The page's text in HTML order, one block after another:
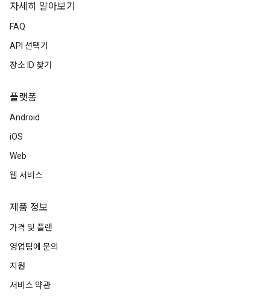
자세히 알아보기
FAQ
API 선택기
장소 ID 찾기
플랫폼
Android
iOS
Web
웹 서비스
제품 정보
가격 및 플랜
영업팀에 문의
지원
서비스 약관